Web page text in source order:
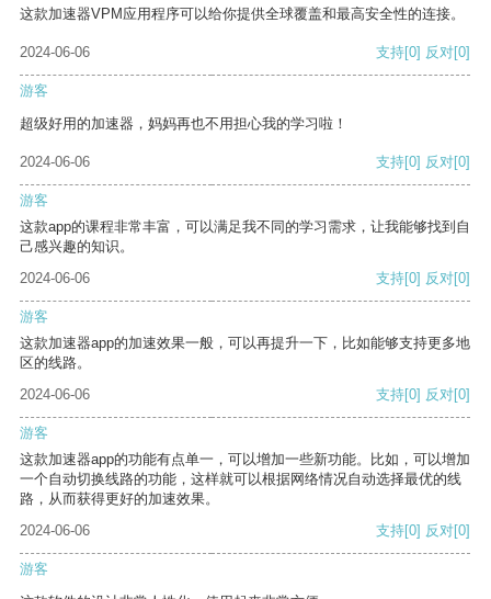
这款加速器VPM应用程序可以给你提供全球覆盖和最高安全性的连接。
2024-06-06 支持[0] 反对[0]
游客
超级好用的加速器，妈妈再也不用担心我的学习啦！
2024-06-06 支持[0] 反对[0]
游客
这款app的课程非常丰富，可以满足我不同的学习需求，让我能够找到自
己感兴趣的知识。
2024-06-06
支持[0] 反对[0]
游客
这款加速器app的加速效果一般，可以再提升一下，比如能够支持更多地
区的线路。
2024-06-06
支持[0] 反对[0]
游客
这款加速器app的功能有点单一，可以增加一些新功能。比如，可以增加
一个自动切换线路的功能，这样就可以根据网络情况自动选择最优的线
路，从而获得更好的加速效果。
2024-06-06
支持[0] 反对[0]
游客